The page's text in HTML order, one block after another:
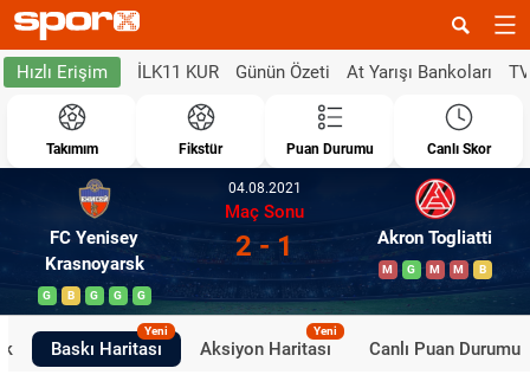
Hızlı Erişim İLK11 KUR Günün Özeti At Yarışı Bankoları
Takımım Fikstür Puan Durumu Canlı Skor
FC Yenisey
Krasnoyarsk
G B G G G
04.08.2021
Maç Sonu
2 - 1 Akron Togliatti
M G M M B
Baskı Haritası
Yeni
Aksiyon Haritası
Yeni
Canlı Puan Durumu